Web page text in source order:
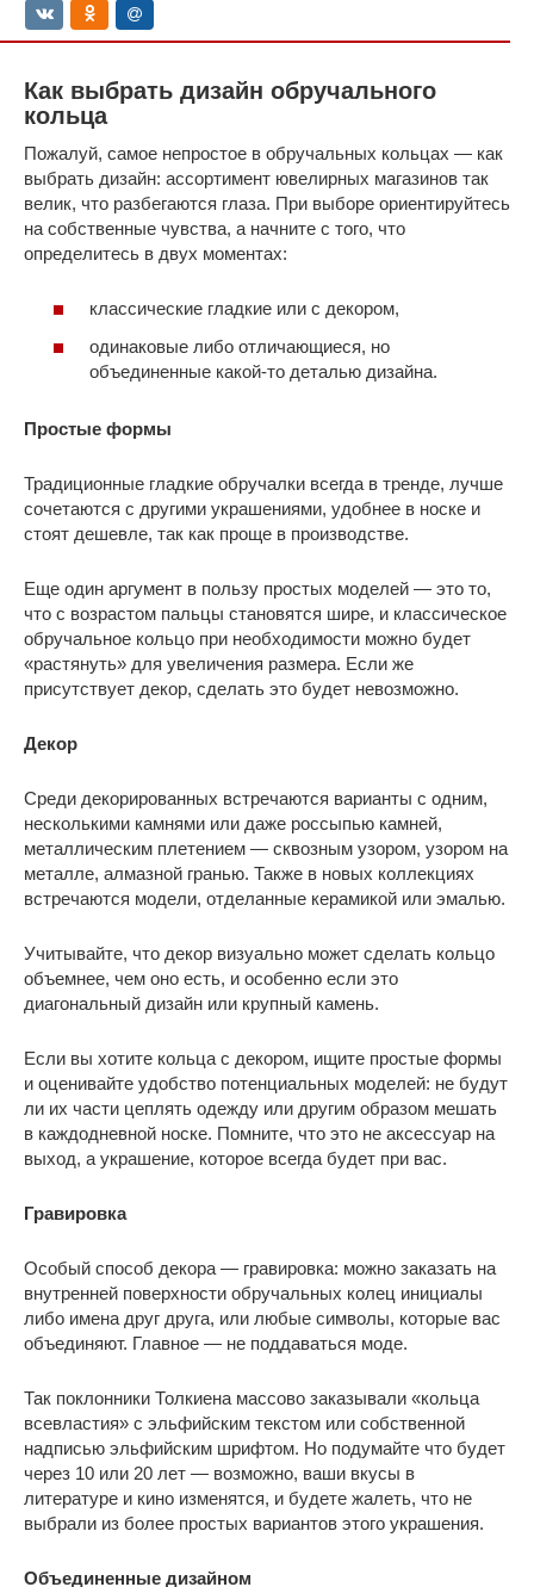
Как выбрать дизайн обручального
кольца
Пожалуй, самое непростое в обручальных кольцах — как
выбрать дизайн: ассортимент ювелирных магазинов так
велик, что разбегаются глаза. При выборе ориентируйтесь
на собственные чувства, а начните с того, что
определитесь в двух моментах:
классические гладкие или с декором,
одинаковые либо отличающиеся, но
объединенные какой-то деталью дизайна.
Простые формы
Традиционные гладкие обручалки всегда в тренде, лучше
сочетаются с другими украшениями, удобнее в носке и
стоят дешевле, так как проще в производстве.
Еще один аргумент в пользу простых моделей — это то,
что с возрастом пальцы становятся шире, и классическое
обручальное кольцо при необходимости можно будет
«растянуть» для увеличения размера. Если же
присутствует декор, сделать это будет невозможно.
Декор
Среди декорированных встречаются варианты с одним,
несколькими камнями или даже россыпью камней,
металлическим плетением — сквозным узором, узором на
металле, алмазной гранью. Также в новых коллекциях
встречаются модели, отделанные керамикой или эмалью.
Учитывайте, что декор визуально может сделать кольцо
объемнее, чем оно есть, и особенно если это
диагональный дизайн или крупный камень.
Если вы хотите кольца с декором, ищите простые формы
и оценивайте удобство потенциальных моделей: не будут
ли их части цеплять одежду или другим образом мешать
в каждодневной носке. Помните, что это не аксессуар на
выход, а украшение, которое всегда будет при вас.
Гравировка
Особый способ декора — гравировка: можно заказать на
внутренней поверхности обручальных колец инициалы
либо имена друг друга, или любые символы, которые вас
объединяют. Главное — не поддаваться моде.
Так поклонники Толкиена массово заказывали «кольца
всевластия» с эльфийским текстом или собственной
надписью эльфийским шрифтом. Но подумайте что будет
через 10 или 20 лет — возможно, ваши вкусы в
литературе и кино изменятся, и будете жалеть, что не
выбрали из более простых вариантов этого украшения.
Объединенные дизайном